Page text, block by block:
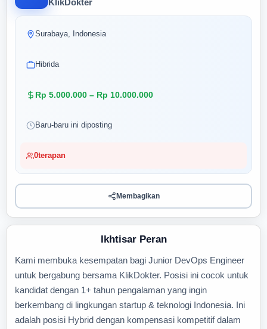
KlikDokter
Surabaya, Indonesia
Hibrida
Rp 5.000.000 – Rp 10.000.000
Baru-baru ini diposting
0terapan
Membagikan
Ikhtisar Peran
Kami membuka kesempatan bagi Junior DevOps Engineer
untuk bergabung bersama KlikDokter. Posisi ini cocok untuk
kandidat dengan 1+ tahun pengalaman yang ingin
berkembang di lingkungan startup & teknologi Indonesia. Ini
adalah posisi Hybrid dengan kompensasi kompetitif dalam